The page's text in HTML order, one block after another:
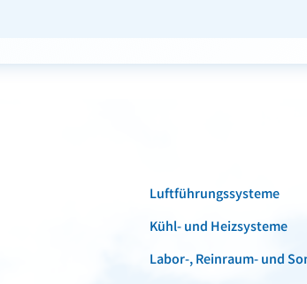
Luftführungssysteme
Kühl- und Heizsysteme
Labor-, Reinraum- und